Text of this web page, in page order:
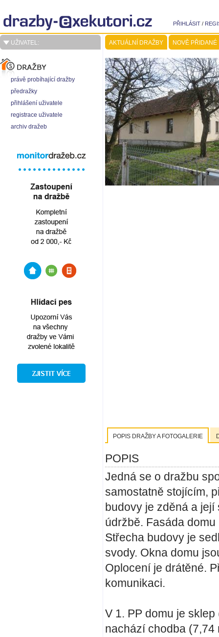
PŘIHLÁSIT /
UŽIVATEL:
právě probíhající dražby
předražky
přihlášení uživatele
registrace uživatele
archiv dražeb
AKTUÁLNÍ DRAŽBY NOVĚ PŘIDANÉ
POPIS DRAŽBY A FOTOGALERIE
POPIS
Jedná se o dražbu
samostatně stojícím,
budovy je zděná a
údržbě. Fasáda
Střecha budovy je
svody. Okna domu
Oplocení je drátěné.
komunikaci.
V 1. PP domu je
nachází chodba